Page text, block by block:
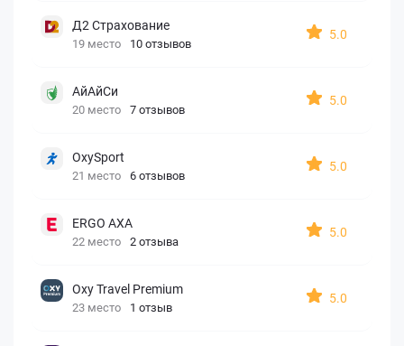
Д2 Страхование
19 место 10 отзывов
5.0
АйАйСи
20 место 7 отзывов
5.0
OxySport
21 место 6 отзывов
5.0
ERGO AXA
22 место 2 отзыва
5.0
Oxy Travel Premium
23 место 1 отзыв
5.0